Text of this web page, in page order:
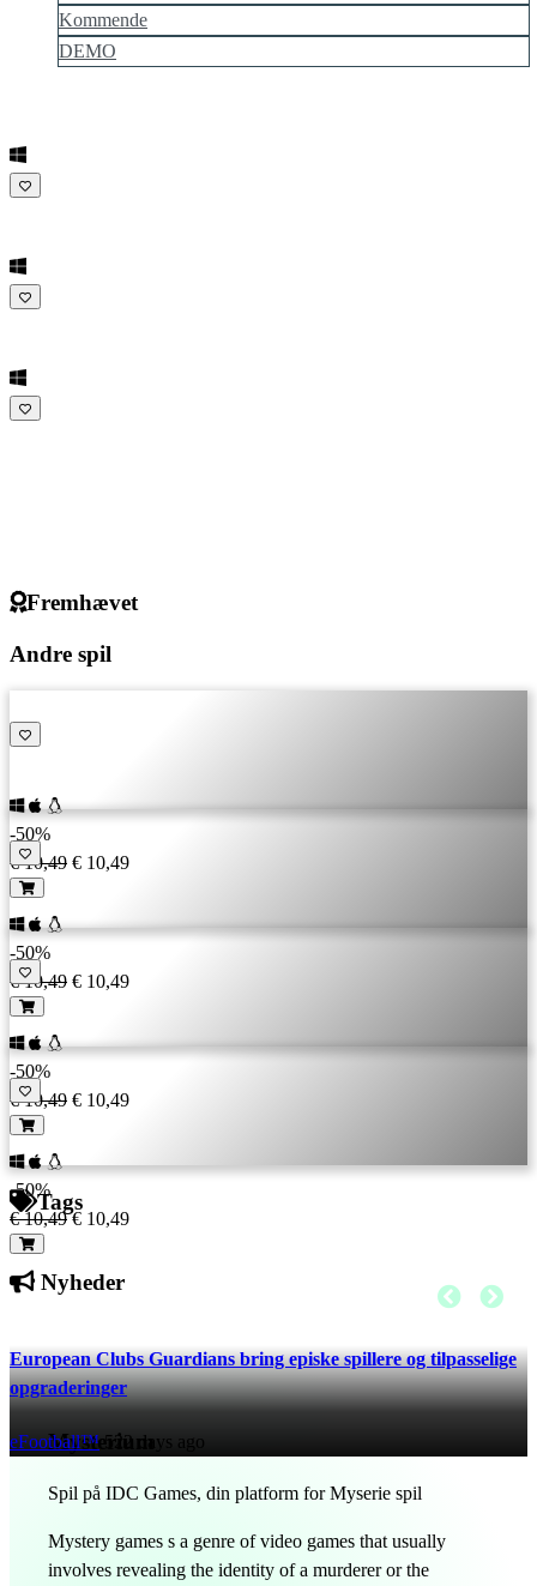
Kommende
DEMO
Fremhævet
Andre spil
-50%
€ 10,49 € 10,49
-50%
€ 10,49 € 10,49
-50%
€ 10,49 € 10,49
-50%
€ 10,49 € 10,49
Tags
Nyheder
European Clubs Guardians bring episke spillere og tilpasselige
opgraderinger
eFootball™ 522 days ago
Mysterium
Spil på IDC Games, din platform for Myserie spil
Mystery games s a genre of video games that usually
involves revealing the identity of a murderer or the